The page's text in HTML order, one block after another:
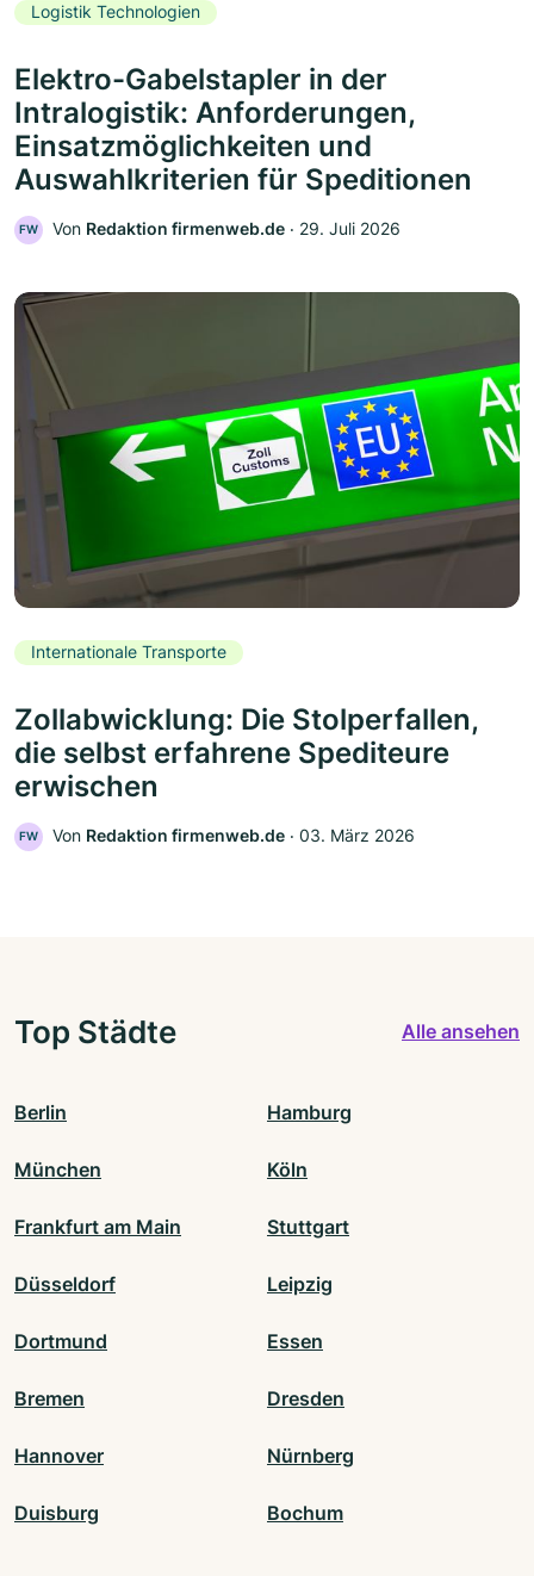
Logistik Technologien
Elektro-Gabelstapler in der
Intralogistik: Anforderungen,
Einsatzmöglichkeiten und
Auswahlkriterien für Speditionen
FW Von Redaktion firmenweb.de ‧ 29. Juli 2026
Internationale Transporte
Zollabwicklung: Die Stolperfallen,
die selbst erfahrene Spediteure
erwischen
FW Von Redaktion firmenweb.de ‧ 03. März 2026
Top Städte Alle ansehen
Berlin Hamburg
München Köln
Frankfurt am Main Stuttgart
Düsseldorf Leipzig
Dortmund Essen
Bremen Dresden
Hannover Nürnberg
Duisburg Bochum